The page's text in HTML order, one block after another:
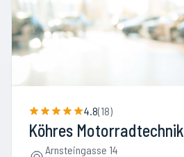
4.8(18)
Köhres Motorradtechnik
Arnsteingasse 14